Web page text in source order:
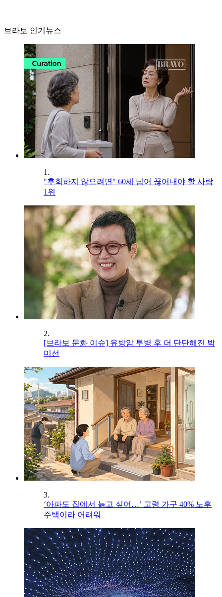
브라보 인기뉴스
1.
"후회하지 않으려면" 60세 넘어 끊어내야 할 사람
1위
2.
[브라보 문화 이슈] 유방암 투병 후 더 단단해진 박
미선
3.
‘아파도 집에서 늙고 싶어…’ 고령 가구 40% 노후
주택이라 어려워